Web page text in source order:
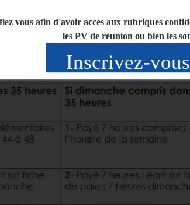
vous afin d'avoir accès aux rubriques
les PV de réunion ou bien les
Inscrivez-